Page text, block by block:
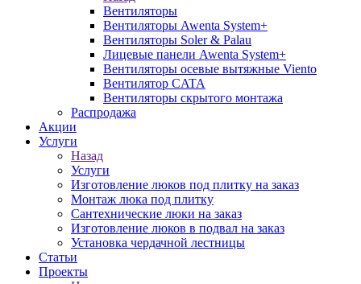
Вентиляторы
Вентиляторы Awenta System+
Вентиляторы Soler & Palau
Лицевые панели Awenta System+
Вентиляторы осевые вытяжные Viento
Вентилятор CATA
Вентиляторы скрытого монтажа
Распродажа
Акции
Услуги
Назад
Услуги
Изготовление люков под плитку на заказ
Монтаж люка под плитку
Сантехнические люки на заказ
Изготовление люков в подвал на заказ
Установка чердачной лестницы
Статьи
Проекты